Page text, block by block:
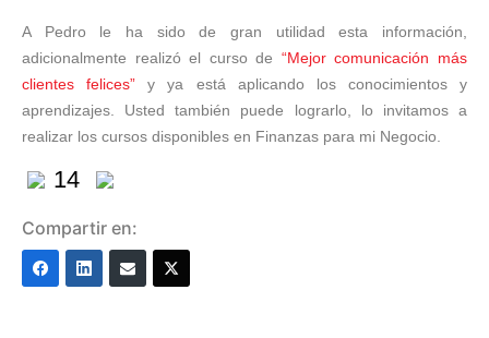
A Pedro le ha sido de gran utilidad esta información,
adicionalmente realizó el curso de “Mejor comunicación más
clientes felices” y ya está aplicando los conocimientos y
aprendizajes. Usted también puede lograrlo, lo invitamos a
realizar los cursos disponibles en Finanzas para mi Negocio.
14
Compartir en: